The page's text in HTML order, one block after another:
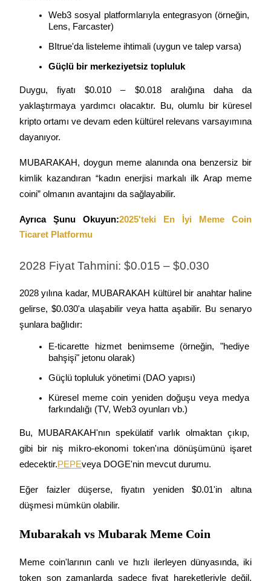
Yönlendirme
BTC Welcome Rewards
Deposit & Trade BTC to Share 25000 USDT prize pool!
Deposit CASHCAT & Win
Share 500000 CASHCAT prize pool
Exclusive for BitMart Users
Trade Gold & Silver · 33,333 USDT Bonus
USDT New User Exclusive 10% APR
USDT Flexible Staking | Daily Rewards
BTC New User Exclusive: 6.5% APR
Web3 sosyal platformlarıyla entegrasyon (örneğin,
Lens, Farcaster)
BItrue'da listeleme ihtimali (uygun ve talep varsa)
Güçlü bir merkeziyetsiz topluluk
Duygu, fiyatı $0.010 – $0.018 aralığına daha da
yaklaştırmaya yardımcı olacaktır. Bu, olumlu bir küresel
kripto ortamı ve devam eden kültürel relevans varsayımına
dayanıyor.
MUBARAKAH, doygun meme alanında ona benzersiz bir
kimlik kazandıran “kadın enerjisi markalı ilk Arap meme
coini” olmanın avantajını da sağlayabilir.
Ayrıca Şunu Okuyun:2025'teki En İyi Meme Coin
Ticaret Platformu
2028 Fiyat Tahmini: $0.015 – $0.030
2028 yılına kadar, MUBARAKAH kültürel bir anahtar haline
gelirse, $0.030'a ulaşabilir veya hatta aşabilir. Bu senaryo
şunlara bağlıdır:
E-ticarette hizmet benimseme (örneğin, "hediye
bahşişi" jetonu olarak)
Güçlü topluluk yönetimi (DAO yapısı)
Küresel meme coin yeniden doğuşu veya medya
farkındalığı (TV, Web3 oyunları vb.)
Bu, MUBARAKAH'nın spekülatif varlık olmaktan çıkıp,
gibi bir niş mikro-ekonomi token'ına dönüşümünü işaret
edecektir.PEPEveya DOGE'nin mevcut durumu.
Eğer faizler düşerse, fiyatın yeniden $0.01'in altına
düşmesi mümkün olabilir.
Mubarakah vs Mubarak Meme Coin
Meme coin'larının canlı ve hızlı ilerleyen dünyasında, iki
token son zamanlarda sadece fiyat hareketleriyle değil,